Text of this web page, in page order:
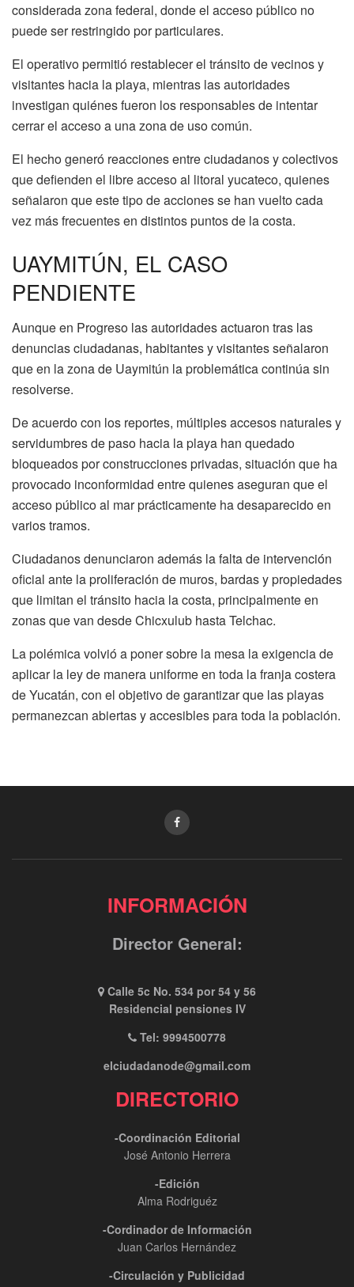
considerada zona federal, donde el acceso público no
puede ser restringido por particulares.
El operativo permitió restablecer el tránsito de vecinos y
visitantes hacia la playa, mientras las autoridades
investigan quiénes fueron los responsables de intentar
cerrar el acceso a una zona de uso común.
El hecho generó reacciones entre ciudadanos y colectivos
que defienden el libre acceso al litoral yucateco, quienes
señalaron que este tipo de acciones se han vuelto cada
vez más frecuentes en distintos puntos de la costa.
UAYMITÚN, EL CASO
PENDIENTE
Aunque en Progreso las autoridades actuaron tras las
denuncias ciudadanas, habitantes y visitantes señalaron
que en la zona de Uaymitún la problemática continúa sin
resolverse.
De acuerdo con los reportes, múltiples accesos naturales y
servidumbres de paso hacia la playa han quedado
bloqueados por construcciones privadas, situación que ha
provocado inconformidad entre quienes aseguran que el
acceso público al mar prácticamente ha desaparecido en
varios tramos.
Ciudadanos denunciaron además la falta de intervención
oficial ante la proliferación de muros, bardas y propiedades
que limitan el tránsito hacia la costa, principalmente en
zonas que van desde Chicxulub hasta Telchac.
La polémica volvió a poner sobre la mesa la exigencia de
aplicar la ley de manera uniforme en toda la franja costera
de Yucatán, con el objetivo de garantizar que las playas
permanezcan abiertas y accesibles para toda la población.
INFORMACIÓN
Director General:
Calle 5c No. 534 por 54 y 56
Residencial pensiones IV
Tel: 9994500778
elciudadanode@gmail.com
DIRECTORIO
-Coordinación Editorial
José Antonio Herrera
-Edición
Alma Rodriguéz
-Cordinador de Información
Juan Carlos Hernández
-Circulación y Publicidad